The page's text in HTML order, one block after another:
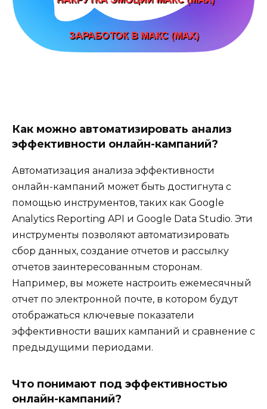
Как можно автоматизировать анализ
эффективности онлайн-кампаний?
Автоматизация анализа эффективности
онлайн-кампаний может быть достигнута с
помощью инструментов, таких как Google
Analytics Reporting API и Google Data Studio. Эти
инструменты позволяют автоматизировать
сбор данных, создание отчетов и рассылку
отчетов заинтересованным сторонам.
Например, вы можете настроить ежемесячный
отчет по электронной почте, в котором будут
отображаться ключевые показатели
эффективности ваших кампаний и сравнение с
предыдущими периодами.
Что понимают под эффективностью
онлайн-кампаний?